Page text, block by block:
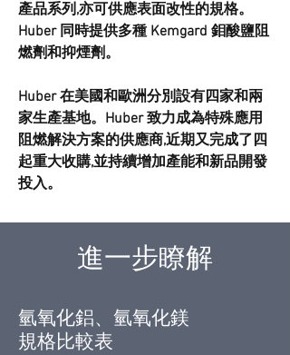
產品系列,亦可供應表面改性的規格。
Huber 同時提供多種 Kemgard 鉬酸鹽阻
燃劑和抑煙劑。
Huber 在美國和歐洲分別設有四家和兩
家生產基地。Huber 致力成為特殊應用
阻燃解決方案的供應商,近期又完成了四
起重大收購,並持續增加產能和新品開發
投入。
​進一步瞭解
氫氧化鋁、氫氧化鎂
規格比較表